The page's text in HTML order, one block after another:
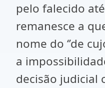
pelo falecido
remanesce a
nome do ‘’de
a
decisão judicial